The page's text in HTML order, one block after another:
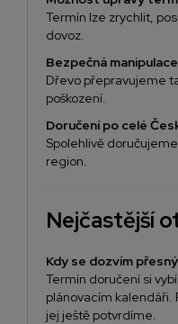
Termín lze zrychlit,
dovoz.
Bezpečná
Dřevo přepravujeme
poškození.
Doručení po celé
Spolehlivě
region.
Nejčastější
Kdy se dozvím
Termín doručení si
plánovacím kalendáři.
jej ještě potvrdíme.